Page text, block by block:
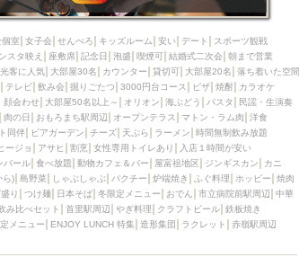
個室 女子会 せんべろ キッズルーム 安い デート
スポーツ観戦
スタ映え 座敷席 記念日 泡盛 喫煙可 結婚式二次会 朝まで営業
客に人気 大部屋30名 カウンター 貸切可 大部屋20名
落ち着いた空間
テレビ 飲み会 掘りごたつ 3000円台コース ピザ 焼酎
カラオケ
顔会わせ 大部屋50名以上～ オリオン 海ぶどう パスタ
民謡・生演奏
肉の日 おもろまち駅周辺 オープンテラス マトン・ラム肉
洋食
同伴 ビアガーデン チーズ 天ぷら ラーメン
時間無制飲み放題
ージョ アサヒ 割烹 女性専用トイレあり
入店１時間が安い
バール 食べ放題 動物カフェ＆バー 屋富祖地区 ジンギスカン
カニ
ら) 島野菜 しゃぶしゃぶ パクチー 炉端焼き ふぐ料理 ホッピー
焼肉
り つけ麺 日本そば 冬限定メニュー おでん 市立病院前駅周辺
中華
み比べセット 首里駅周辺 やぎ料理 クラフトビール 鉄板焼き
メニュー ENJOY LUNCH 特集 造形集団 ラクレット
赤嶺駅周辺